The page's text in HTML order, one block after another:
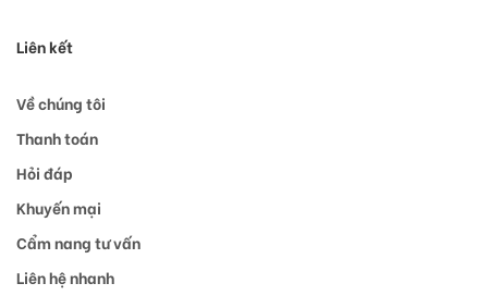
Liên kết
Về chúng tôi
Thanh toán
Hỏi đáp
Khuyến mại
Cẩm nang tư vấn
Liên hệ nhanh